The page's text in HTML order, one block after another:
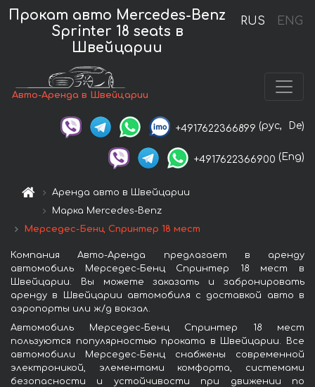
RUS ENG
Прокат авто Mercedes-Benz
Sprinter 18 seats в
Швейцарии
Авто-Аренда в Швейцарии
+4917622366899 (рус, De)
+4917622366900 (Eng)
Аренда авто в Швейцарии
Марка Mercedes-Benz
Мерседес-Бенц Спринтер 18 мест
Компания Авто-Аренда предлагает в аренду
автомобиль Мерседес-Бенц Спринтер 18 мест в
Швейцарии. Вы можете заказать и забронировать
аренду в Швейцарии автомобиля с доставкой авто в
аэропорты или ж/д вокзал.
Автомобиль Мерседес-Бенц Спринтер 18 мест
пользуются популярностью проката в Швейцарии. Все
автомобили Мерседес-Бенц снабжены современной
электроникой, элементами комфорта, системами
безопасности и устойчивости при движении по